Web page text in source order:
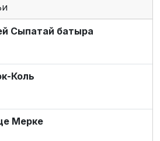
Сыпатай батыра
Коль
Мерке